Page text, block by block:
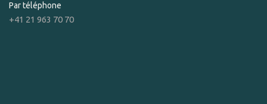
Par téléphone
+41 21 963 70 70